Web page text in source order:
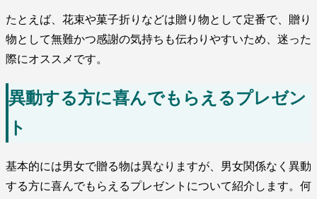
たとえば、花束や菓子折りなどは贈り物として定番で、贈り
物として無難かつ感謝の気持ちも伝わりやすいため、迷った
際にオススメです。
異動する方に喜んでもらえるプレゼン
ト
基本的には男女で贈る物は異なりますが、男女関係なく異動
する方に喜んでもらえるプレゼントについて紹介します。何